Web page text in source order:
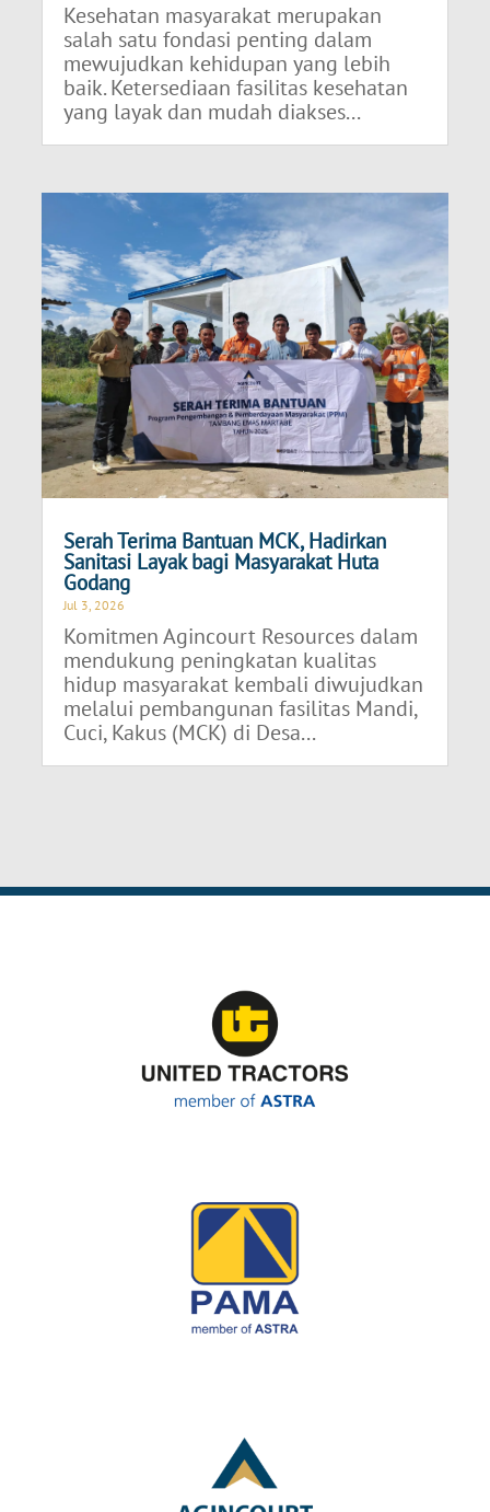
Kesehatan masyarakat merupakan
salah satu fondasi penting dalam
mewujudkan kehidupan yang lebih
baik. Ketersediaan fasilitas kesehatan
yang layak dan mudah diakses...
Serah Terima Bantuan MCK, Hadirkan
Sanitasi Layak bagi Masyarakat Huta
Godang
Jul 3, 2026
Komitmen Agincourt Resources dalam
mendukung peningkatan kualitas
hidup masyarakat kembali diwujudkan
melalui pembangunan fasilitas Mandi,
Cuci, Kakus (MCK) di Desa...